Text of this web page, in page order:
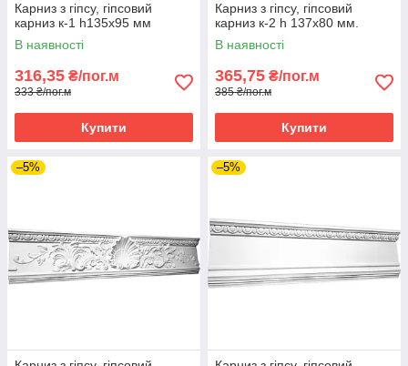
Карниз з гіпсу, гіпсовий
карниз к-1 h135x95 мм
В наявності
316,35 ₴/пог.м
333 ₴/пог.м
Купити
Карниз з гіпсу, гіпсовий
карниз к-2 h 137х80 мм.
В наявності
365,75 ₴/пог.м
385 ₴/пог.м
Купити
–5% –5%